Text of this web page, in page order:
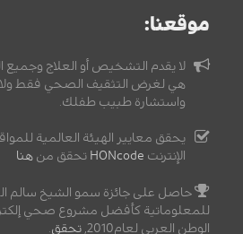
موقعنا:
لا يقدم التشخيص أو العلاج وجميع
هي لغرض التثقيف الصحي فقط
واستشارة طبيب طفلك.
يحقق معايير الهيئة العالمية
الإنترنت HONcode تحقق من هنا
حاصل على جائزة سمو الشيخ سالم
للمعلوماتية كأفضل مشروع صحي
الوطن العربي لعام2010,
تحقق.